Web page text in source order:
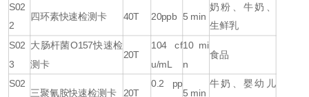
S02
2
四环素快速检测卡 40T 20ppb 5 min
奶粉、牛奶、
生鲜乳
S02
3
大肠杆菌O157快速检
测卡
20T
104 cf
u/mL
10 mi
n
食品
S02
三聚氰胺快速检测卡 20T
0.2 pp
5 min
牛奶、婴幼儿